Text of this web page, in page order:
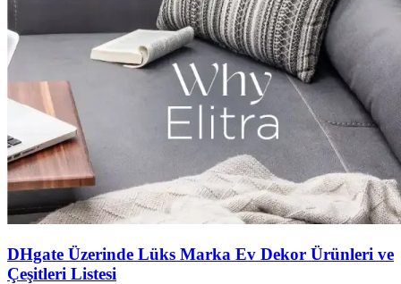
DHgate Üzerinde Lüks Marka Ev Dekor Ürünleri ve
Çeşitleri Listesi